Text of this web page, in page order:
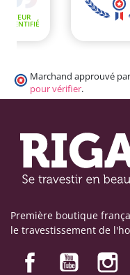
Marchand approuvé
pour vérifier.
Première boutique
le travestissement de